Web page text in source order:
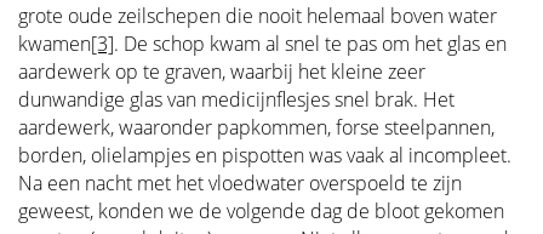
grote oude zeilschepen die nooit helemaal boven water
kwamen[3]. De schop kwam al snel te pas om het glas en
aardewerk op te graven, waarbij het kleine zeer
dunwandige glas van medicijnflesjes snel brak. Het
aardewerk, waaronder papkommen, forse steelpannen,
borden, olielampjes en pispotten was vaak al incompleet.
Na een nacht met het vloedwater overspoeld te zijn
geweest, konden we de volgende dag de bloot gekomen